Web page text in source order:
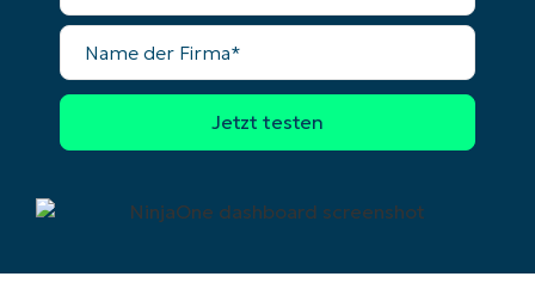
Name
der
Firma